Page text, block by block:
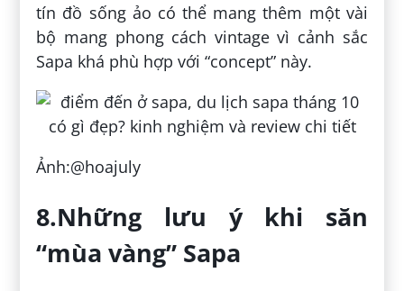
tín đồ sống ảo có thể mang thêm một vài
bộ mang phong cách vintage vì cảnh sắc
Sapa khá phù hợp với “concept” này.
Ảnh:@hoajuly
8.Những lưu ý khi săn
“mùa vàng” Sapa